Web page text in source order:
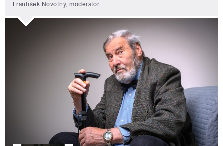
František Novotný, moderátor